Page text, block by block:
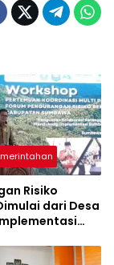
Risiko
dari Desa